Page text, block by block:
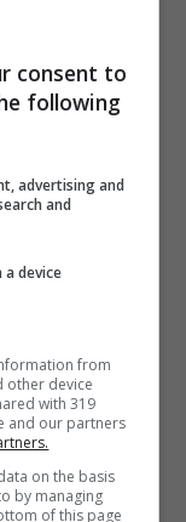
per vari
quello che
riguardo la
da
sono i
c’è,
consent to
following
advertising and
and
device
from
other device
with 319
and our partners
on the basis
by managing
of this page